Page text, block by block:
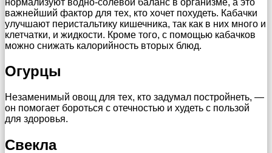
важнейший фактор для тех, кто хочет похудеть. Кабачки
улучшают перистальтику кишечника, так как в них много и
клетчатки, и жидкости. Кроме того, с помощью кабачков
можно снижать калорийность вторых блюд.
Огурцы
Незаменимый овощ для тех, кто задумал постройнеть, —
он помогает бороться с отечностью и худеть с пользой
для здоровья.
Свекла